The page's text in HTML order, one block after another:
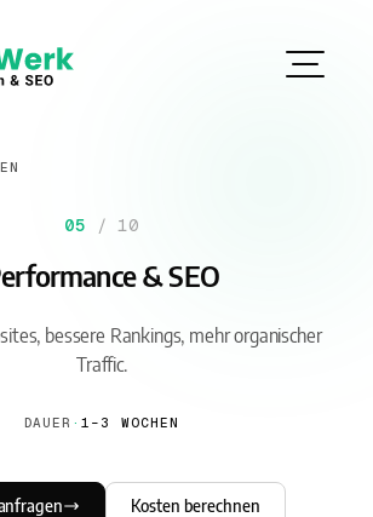
05 / 10
& SEO
bessere Rankings, mehr organischer
Traffic.
DAUER ·1–3 WOCHEN
Kosten berechnen